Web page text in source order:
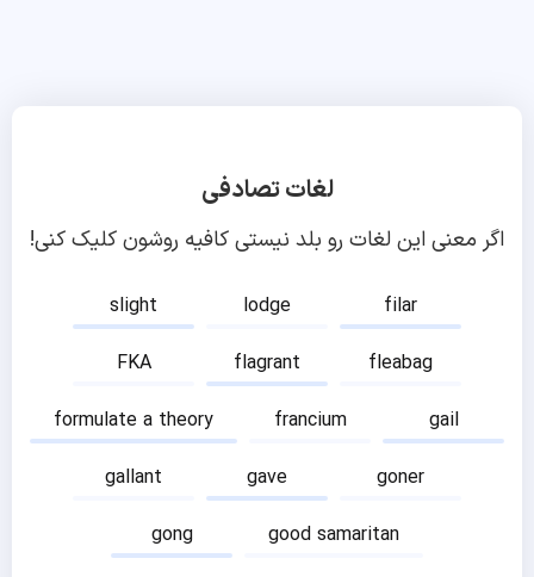
لغات تصادفی
اگر معنی این لغات رو بلد نیستی کافیه روشون کلیک کنی!
slight lodge
filar
FKA
flagrant
fleabag
formulate a theory
francium
gail
gallant
gave
goner
gong
good samaritan